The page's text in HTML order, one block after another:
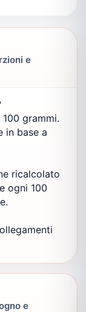
e
grammi.
in base a
ricalcolato
ogni 100
e